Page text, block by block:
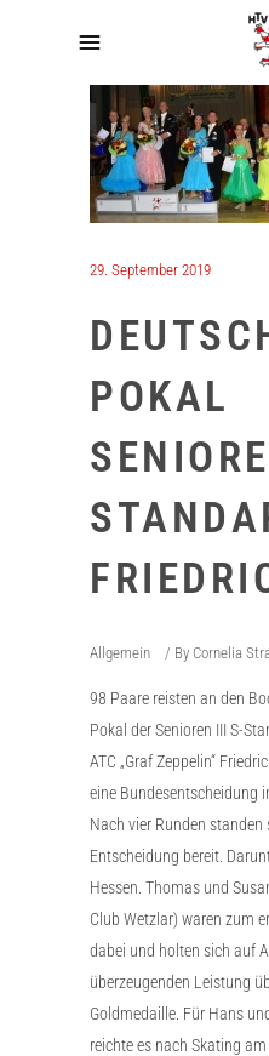
29. September 2019
POKAL
Allgemein By Cornelia
98 Paare reisten an den
Pokal der Senioren III S-
ATC „Graf Zeppelin“
eine Bundesentscheidung
Nach vier Runden
Entscheidung bereit.
Hessen. Thomas und
Club Wetzlar) waren zum
dabei und holten sich auf
überzeugenden Leistung
Goldmedaille. Für Hans
reichte es nach Skating